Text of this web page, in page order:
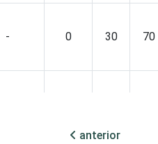
- 0 30 70
anterior